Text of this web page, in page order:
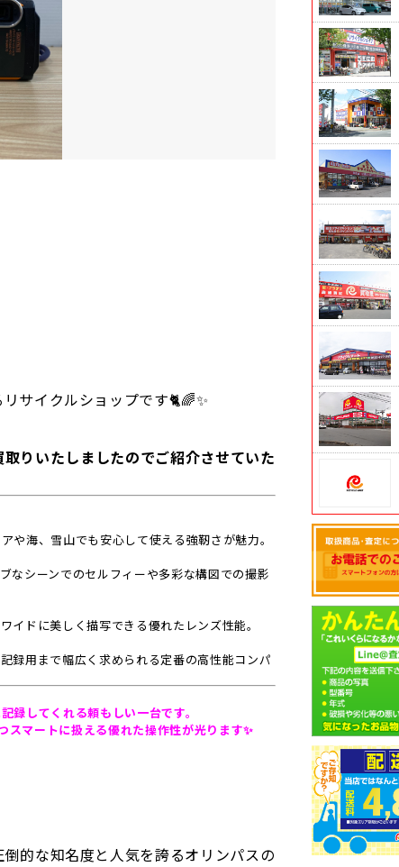
サイクルショップです🐈🌈✨
取りいたしましたのでご紹介させていた
や海、雪山でも安心して使える強靭さが魅力。
なシーンでのセルフィーや多彩な構図での撮影
イドに美しく描写できる優れたレンズ性能。
録用まで幅広く求められる定番の高性能コンパ
録してくれる頼もしい一台です。
マートに扱える優れた操作性が光ります✨
的な知名度と人気を誇るオリンパスの